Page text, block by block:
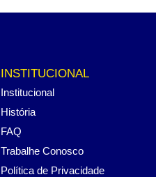
INSTITUCIONAL
Institucional
História
FAQ
Trabalhe Conosco
Política de Privacidade